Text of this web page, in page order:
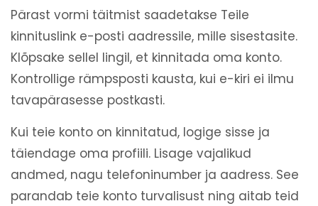
Pärast vormi täitmist saadetakse Teile
kinnituslink e-posti aadressile, mille sisestasite.
Klõpsake sellel lingil, et kinnitada oma konto.
Kontrollige rämpsposti kausta, kui e-kiri ei ilmu
tavapärasesse postkasti.
Kui teie konto on kinnitatud, logige sisse ja
täiendage oma profiili. Lisage vajalikud
andmed, nagu telefoninumber ja aadress. See
parandab teie konto turvalisust ning aitab teid